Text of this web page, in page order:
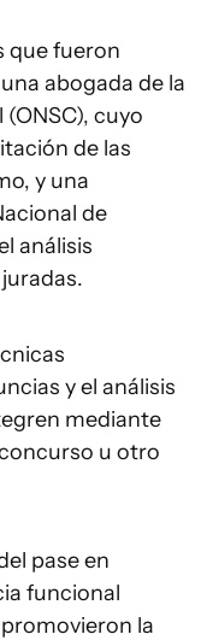
que fueron
abogada de la
cuyo
de las
y una
de
análisis
y el análisis
mediante
u otro
pase en
funcional
la